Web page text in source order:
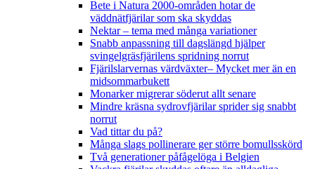
Bete i Natura 2000-områden hotar de
väddnätfjärilar som ska skyddas
Nektar – tema med många variationer
Snabb anpassning till dagslängd hjälper
svingelgräsfjärilens spridning norrut
Fjärilslarvernas värdväxter– Mycket mer än en
midsommarbukett
Monarker migrerar söderut allt senare
Mindre kräsna sydrovfjärilar sprider sig snabbt
norrut
Vad tittar du på?
Många slags pollinerare ger större bomullsskörd
Två generationer påfågelöga i Belgien